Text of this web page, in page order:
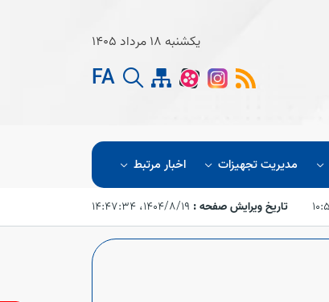
یکشنبه 18 مرداد 1405
FA
مدیریت تجهیزات اخبار مرتبط
تاریخ ویرایش صفحه : ۱۴۰۴/۸/۱۹،‏ ۱۴:۴۷:۳۴